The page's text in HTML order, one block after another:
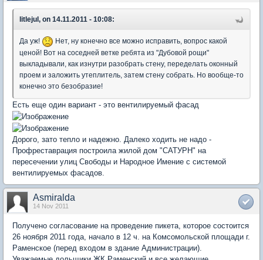
litlejul, on 14.11.2011 - 10:08:
Да уж!
Нет, ну конечно все можно исправить, вопрос какой
ценой! Вот на соседней ветке ребята из "Дубовой рощи"
выкладывали, как изнутри разобрать стену, переделать оконный
проем и заложить утеплитель, затем стену собрать. Но вообще-то
конечно это безобразие!
Есть еще один вариант - это вентилируемый фасад
Дорого, зато тепло и надежно. Далеко ходить не надо -
Профреставрация построила жилой дом "САТУРН" на
пересечении улиц Свободы и Народное Имение с системой
вентилируемых фасадов.
Asmiralda
14 Nov 2011
Получено согласование на проведение пикета, которое состоится
26 ноября 2011 года, начало в 12 ч. на Комсомольской площади г.
Раменское (перед входом в здание Администрации).